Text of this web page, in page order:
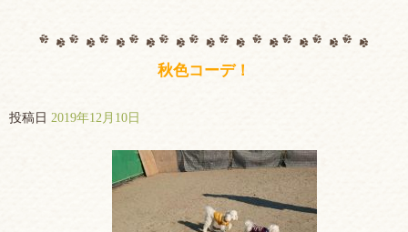
秋色コーデ！
投稿日 2019年12月10日